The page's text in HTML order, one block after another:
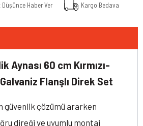
Düşünce Haber Ver Kargo Bedava
Aynası 60 cm Kırmızı-
Flanşlı Direk Set
güvenlik çözümü ararken
direği ve uyumlu montaj